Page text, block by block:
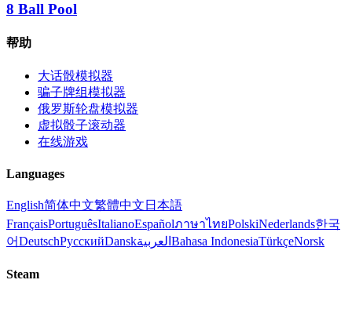
8 Ball Pool
帮助
大话骰模拟器
骗子牌组模拟器
俄罗斯轮盘模拟器
虚拟骰子滚动器
在线游戏
Languages
English简体中文繁體中文 日本語
FrançaisPortuguêsItalianoEspañolภาษาไทยPolskiNederlands한국
어DeutschРусскийDanskالعربية Bahasa IndonesiaTürkçeNorsk
Steam